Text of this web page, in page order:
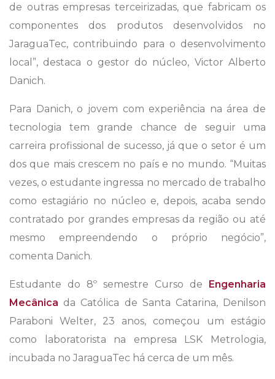
de outras empresas terceirizadas, que fabricam os
componentes dos produtos desenvolvidos no
JaraguaTec, contribuindo para o desenvolvimento
local”, destaca o gestor do núcleo, Victor Alberto
Danich.
Para Danich, o jovem com experiência na área de
tecnologia tem grande chance de seguir uma
carreira profissional de sucesso, já que o setor é um
dos que mais crescem no país e no mundo. “Muitas
vezes, o estudante ingressa no mercado de trabalho
como estagiário no núcleo e, depois, acaba sendo
contratado por grandes empresas da região ou até
mesmo empreendendo o próprio negócio”,
comenta Danich.
Estudante do 8º semestre Curso de
Engenharia
Mecânica da Católica de Santa Catarina, Denilson
Paraboni Welter, 23 anos, começou um estágio
como laboratorista na empresa LSK Metrologia,
incubada no JaraguaTec há cerca de um mês.